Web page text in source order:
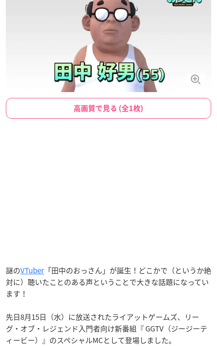
高画質で見る (全1枚)
謎のVTuber 「田中のおっさん」が誕生！どこかで（というか絶
対に）聴いたことのある声ということで大きな話題になってい
ます！
先日8月15日（水）に放送されたライアットゲームズ、リー
グ・オブ・レジェンド入門者向け新番組『 GGTV（ジージーテ
ィービー）』のスペシャルMCとして登場しました。